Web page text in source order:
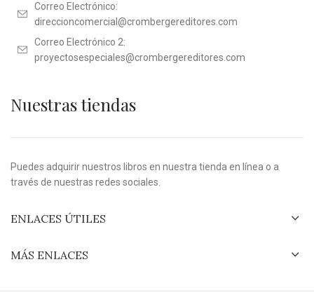
Correo Electrónico:
direccioncomercial@crombergereditores.com
Correo Electrónico 2:
proyectosespeciales@crombergereditores.com
Nuestras tiendas
Puedes adquirir nuestros libros en nuestra tienda en línea o a
través de nuestras redes sociales.
ENLACES ÚTILES
MÁS ENLACES